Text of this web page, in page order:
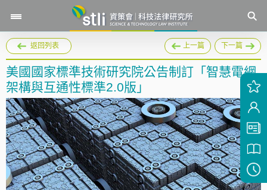
返回列表 上一篇 下一篇
美國國家標準技術研究院公告制訂「智慧電網
架構與互通性標準2.0版」